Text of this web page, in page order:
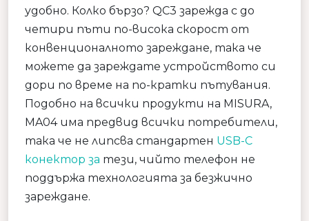
удобно. Колко бързо? QC3 зарежда с до
четири пъти по-висока скорост от
конвенционалното зареждане, така че
можете да зареждате устройството си
дори по време на по-кратки пътувания.
Подобно на всички продукти на MISURA,
MA04 има предвид всички потребители,
така че не липсва стандартен USB-C
конектор за тези, чийто телефон не
поддържа технологията за безжично
зареждане.